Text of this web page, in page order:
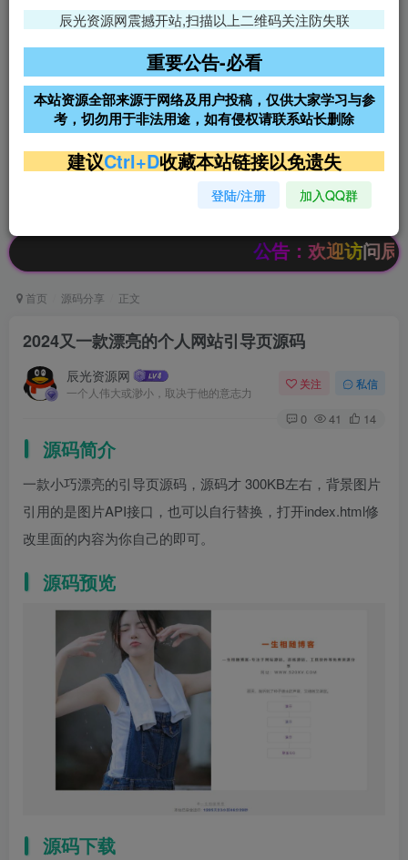
免费领支付宝红包
腾讯轻量4核4G3M服务器38元/
阿里云2核2G200M服务器68元/
年
雨云高防免备案服务器
超低价文字广告位招租 超低价文字广告位招租
超低价文字广告位招租
公告：欢迎访问辰光资
首页 源码分享 正文
2024又一款漂亮的个人网站引导页源码
辰光资源网
一个人伟大或渺小，取决于他的意志力
关注 私信
0 41 14
源码简介
一款小巧漂亮的引导页源码，源码才 300KB左右，背景图片
引用的是图片API接口，也可以自行替换，打开index.html修
改里面的内容为你自己的即可。
源码预览
源码下载
辰光资源网震撼开站,扫描以上二维码关注防失联
重要公告-必看
本站资源全部来源于网络及用户投稿，仅供大家学习与参
考，切勿用于非法用途，如有侵权请联系站长删除
建议Ctrl+D收藏本站链接以免遗失
登陆/注册 加入QQ群